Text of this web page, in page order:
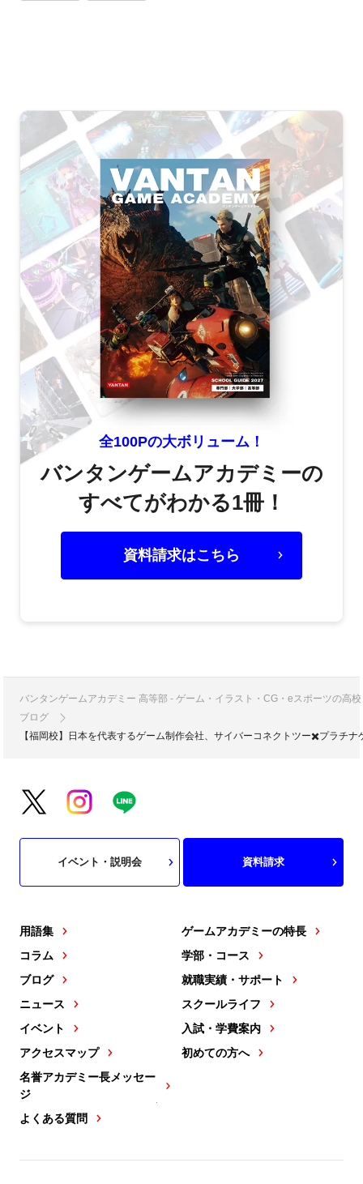
全100Pの大ボリューム！
バンタンゲームアカデミーの
すべてがわかる1冊！
資料請求はこちら
バンタンゲームアカデミー 高等部 - ゲーム・イラスト・CG・eスポーツの高
ブログ
【福岡校】日本を代表するゲーム制作会社、サイバーコネクトツー✖️プラチ
用語集
コラム
ブログ
ニュース
イベント
アクセスマップ
名誉アカデミー長メッセー
ジ
よくある質問
ゲームアカデミーの特長
学部・コース
就職実績・サポート
スクールライフ
入試・学費案内
初めての方へ
イベント・説明会 資料請求